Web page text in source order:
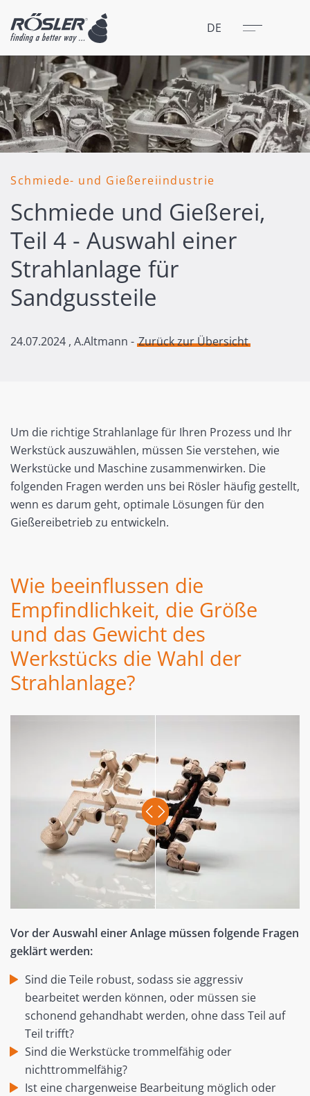
DE Menü
Schließen
Schmiede- und Gießereiindustrie
Schmiede und Gießerei,
Teil 4 - Auswahl einer
Strahlanlage für
Sandgussteile
24.07.2024 , A.Altmann - Zurück zur Übersicht
Um die richtige Strahlanlage für Ihren Prozess und Ihr
Werkstück auszuwählen, müssen Sie verstehen, wie
Werkstücke und Maschine zusammenwirken. Die
folgenden Fragen werden uns bei Rösler häufig gestellt,
wenn es darum geht, optimale Lösungen für den
Gießereibetrieb zu entwickeln.
Wie beeinflussen die
Empfindlichkeit, die Größe
und das Gewicht des
Werkstücks die Wahl der
Strahlanlage?
Vor der Auswahl einer Anlage müssen folgende Fragen
geklärt werden:
Sind die Teile robust, sodass sie aggressiv
bearbeitet werden können, oder müssen sie
schonend gehandhabt werden, ohne dass Teil auf
Teil trifft?
Sind die Werkstücke trommelfähig oder
nichttrommelfähig?
Ist eine chargenweise Bearbeitung möglich oder